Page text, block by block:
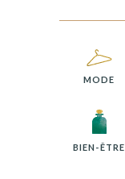
MODE
BIEN-ÊTRE